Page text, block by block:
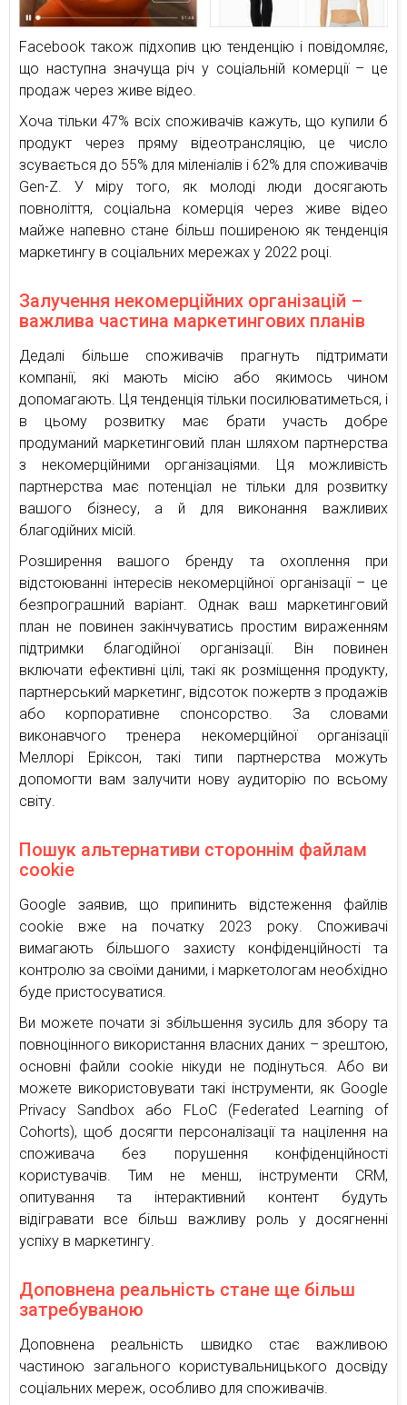
Facebook також підхопив цю тенденцію і повідомляє,
що наступна значуща річ у соціальній комерції – це
продаж через живе відео.
Хоча тільки 47% всіх споживачів кажуть, що купили б
продукт через пряму відеотрансляцію, це число
зсувається до 55% для міленіалів і 62% для споживачів
Gen-Z. У міру того, як молоді люди досягають
повноліття, соціальна комерція через живе відео
майже напевно стане більш поширеною як тенденція
маркетингу в соціальних мережах у 2022 році.
Залучення некомерційних організацій –
важлива частина маркетингових планів
Дедалі більше споживачів прагнуть підтримати
компанії, які мають місію або якимось чином
допомагають. Ця тенденція тільки посилюватиметься, і
в цьому розвитку має брати участь добре
продуманий маркетинговий план шляхом партнерства
з некомерційними організаціями. Ця можливість
партнерства має потенціал не тільки для розвитку
вашого бізнесу, а й для виконання важливих
благодійних місій.
Розширення вашого бренду та охоплення при
відстоюванні інтересів некомерційної організації – це
безпрограшний варіант. Однак ваш маркетинговий
план не повинен закінчуватись простим вираженням
підтримки благодійної організації. Він повинен
включати ефективні цілі, такі як розміщення продукту,
партнерський маркетинг, відсоток пожертв з продажів
або корпоративне спонсорство. За словами
виконавчого тренера некомерційної організації
Меллорі Еріксон, такі типи партнерства можуть
допомогти вам залучити нову аудиторію по всьому
світу.
Пошук альтернативи стороннім файлам
cookie
Google заявив, що припинить відстеження файлів
cookie вже на початку 2023 року. Споживачі
вимагають більшого захисту конфіденційності та
контролю за своїми даними, і маркетологам необхідно
буде пристосуватися.
Ви можете почати зі збільшення зусиль для збору та
повноцінного використання власних даних – зрештою,
основні файли cookie нікуди не подінуться. Або ви
можете використовувати такі інструменти, як Google
Privacy Sandbox або FLoC (Federated Learning of
Cohorts), щоб досягти персоналізації та націлення на
споживача без порушення конфіденційності
користувачів. Тим не менш, інструменти CRM,
опитування та інтерактивний контент будуть
відігравати все більш важливу роль у досягненні
успіху в маркетингу.
Доповнена реальність стане ще більш
затребуваною
Доповнена реальність швидко стає важливою
частиною загального користувальницького досвіду
соціальних мереж, особливо для споживачів.